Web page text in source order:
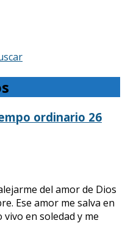
ordinario 26
del amor de Dios
Ese amor me salva en
en soledad y me